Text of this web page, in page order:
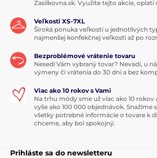
Zasilkovna.sk. Využite tejto akcie, oplatí
Veľkosti XS-7XL
Široká ponuka veľkostí u jednotlivých
najmenšej konfekčnej veľkosti až po
Bezproblémové vrátenie tovaru
Nesedí Vám vybraný tovar? Nevadí, u
výmeny či vrátenia do 30 dní a bez
Viac ako 10 rokov s Vami
Na trhu módy sme už viac ako 10 rokov
vyše ako 100 000 objednávok. Snažíme
všetky potrebné informácie o tovare k
chceme, aby bol spokojný.
Prihláste sa do newsletteru